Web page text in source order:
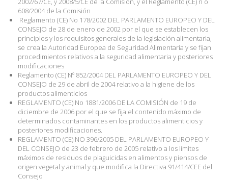
608/2004 de la Comisión
Reglamento (CE) No 178/2002 DEL PARLAMENTO EUROPEO Y DEL
CONSEJO de 28 de enero de 2002 por el que se establecen los
principios y los requisitos generales de la legislación alimentaria,
se crea la Autoridad Europea de Seguridad Alimentaria y se fijan
procedimientos relativos a la seguridad alimentaria y posteriores
modificaciones
Reglamento (CE) Nº 852/2004 DEL PARLAMENTO EUROPEO Y DEL
CONSEJO de 29 de abril de 2004 relativo a la higiene de los
productos alimenticios
REGLAMENTO (CE) No 1881/2006 DE LA COMISIÓN de 19 de
diciembre de 2006 por el que se fija el contenido máximo de
determinados contaminantes en los productos alimenticios y
posteriores modificaciones.
REGLAMENTO (CE) NO 396/2005 DEL PARLAMENTO EUROPEO Y
DEL CONSEJO de 23 de febrero de 2005 relativo a los límites
máximos de residuos de plaguicidas en alimentos y piensos de
origen vegetal y animal y que modifica la Directiva 91/414/CEE del
Consejo